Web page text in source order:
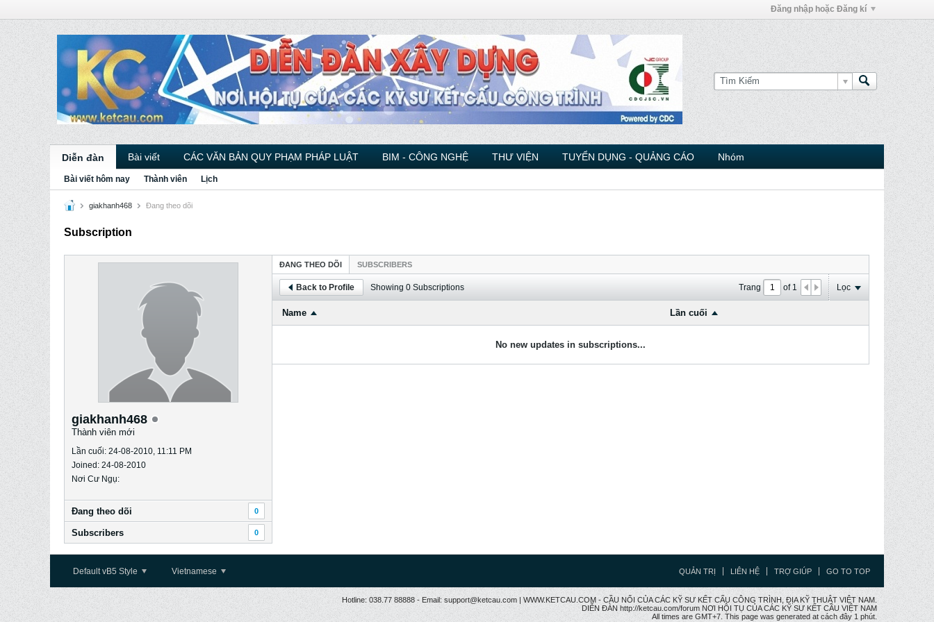
Đăng nhập hoặc Đăng kí
Diễn đàn Bài viết CÁC VĂN BẢN QUY PHẠM PHÁP LUẬT BIM - CÔNG NGHỆ THƯ VIỆN TUYỂN DỤNG - QUẢNG CÁO Nhóm
Bài viết hôm nay Thành viên Lịch
giakhanh468 Ðang theo dõi
Subscription
giakhanh468
Thành viên mới
Lần cuối: 24-08-2010, 11:11 PM
Joined: 24-08-2010
Nơi Cư Ngụ:
Ðang theo dõi 0
Subscribers 0
ÐANG THEO DÕI SUBSCRIBERS
Back to Profile Showing 0 Subscriptions Trang of 1 Lọc
Name Lần cuối
No new updates in subscriptions...
Default vB5 Style Vietnamese QUẢN TRỊ LIÊN HỆ TRỢ GIÚP GO TO TOP
Hotline: 038.77 88888 - Email: support@ketcau.com | WWW.KETCAU.COM - CẦU NỐI CỦA CÁC KỸ SƯ KẾT CẤU CÔNG TRÌNH, ĐỊA KỸ THUẬT VIỆT NAM.
DIỄN ĐÀN http://ketcau.com/forum NƠI HỘI TỤ CỦA CÁC KỸ SƯ KẾT CÂU VIỆT NAM
All times are GMT+7. This page was generated at cách đây 1 phút.